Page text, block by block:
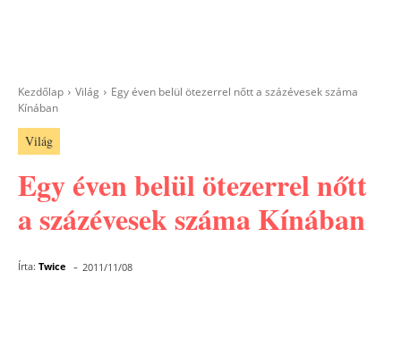
Kezdőlap Világ
Egy éven belül ötezerrel nőtt a százévesek száma
Kínában
Világ
Egy éven belül ötezerrel nőtt
a százévesek száma Kínában
Írta: Twice - 2011/11/08